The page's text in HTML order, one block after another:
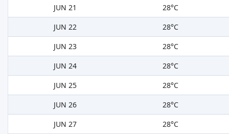
JUN 21
28°C
JUN 22
28°C
JUN 23
28°C
JUN 24
28°C
JUN 25
28°C
JUN 26
28°C
JUN 27
28°C